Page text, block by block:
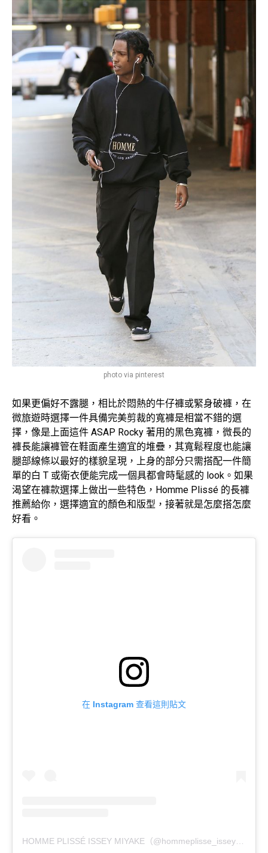
photo via pinterest
如果更偏好不露腿，相比於悶熱的牛仔褲或緊身破褲，在
微旅遊時選擇一件具備完美剪裁的寬褲是相當不錯的選
擇，像是上面這件 ASAP Rocky 著用的黑色寬褲，微長的
褲長能讓褲管在鞋面產生適宜的堆疊，其寬鬆程度也能讓
腿部線條以最好的樣貌呈現，上身的部分只需搭配一件簡
單的白 T 或衛衣便能完成一個具都會時髦感的 look。如果
渴望在褲款選擇上做出一些特色，Homme Plissé 的長褲
推薦給你，選擇適宜的顏色和版型，接著就是怎麼搭怎麼
好看。
在 Instagram 查看這則貼文